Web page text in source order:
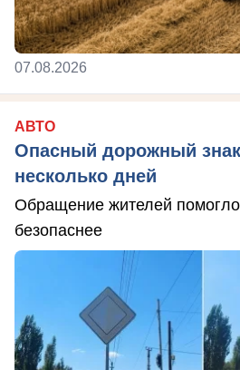
07.08.2026
АВТО
Опасный дорожный
несколько дней
Обращение жителей
безопаснее